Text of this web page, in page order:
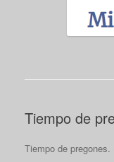
Tiempo de
Tiempo de pregones.